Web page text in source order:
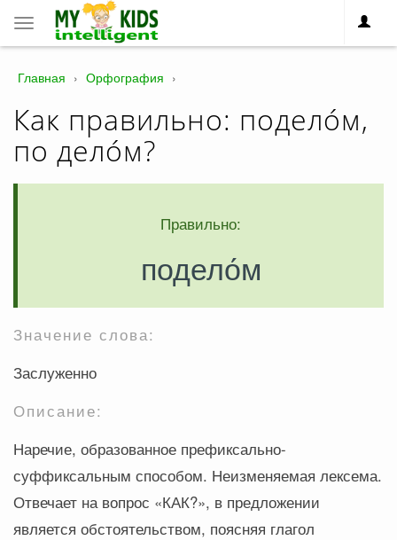
Toggle
navigation
Главная › Орфография ›
Как правильно: подело́м,
по дело́м?
Правильно:
подело́м
Значение слова:
Заслуженно
Описание:
Наречие, образованное префиксально-
суффиксальным способом. Неизменяемая лексема.
Отвечает на вопрос «КАК?», в предложении
является обстоятельством, поясняя глагол